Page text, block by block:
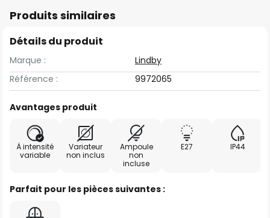
Produits similaires
Détails du produit
Marque :
Lindby
Référence :
9972065
Avantages produit
À intensité
variable
Variateur
non inclus
Ampoule
non
incluse
E27 IP44
Parfait pour les pièces suivantes :